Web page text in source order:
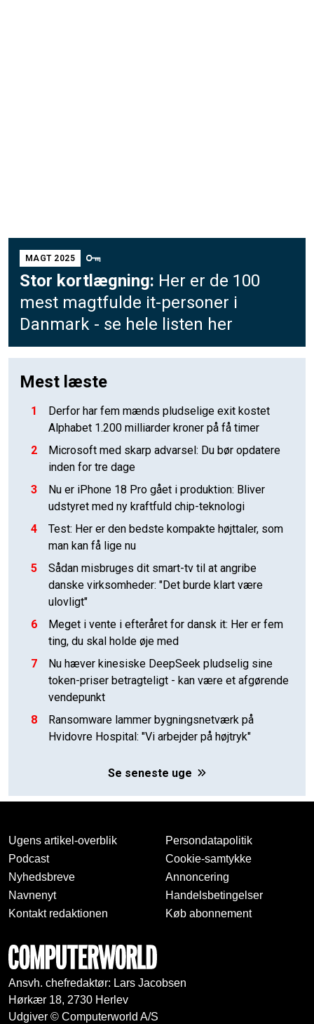
MAGT 2025
Stor kortlægning: Her er de 100
mest magtfulde it-personer i
Danmark - se hele listen her
Mest læste
1
Derfor har fem mænds pludselige exit kostet
Alphabet 1.200 milliarder kroner på få timer
2
Microsoft med skarp advarsel: Du bør opdatere
inden for tre dage
3
Nu er iPhone 18 Pro gået i produktion: Bliver
udstyret med ny kraftfuld chip-teknologi
4
Test: Her er den bedste kompakte højttaler, som
man kan få lige nu
5
Sådan misbruges dit smart-tv til at angribe
danske virksomheder: "Det burde klart være
ulovligt"
6
Meget i vente i efteråret for dansk it: Her er fem
ting, du skal holde øje med
7
Nu hæver kinesiske DeepSeek pludselig sine
token-priser betragteligt - kan være et afgørende
vendepunkt
8
Ransomware lammer bygningsnetværk på
Hvidovre Hospital: "Vi arbejder på højtryk"
Se seneste uge
Ugens artikel-overblik
Podcast
Nyhedsbreve
Navnenyt
Kontakt redaktionen
Persondatapolitik
Cookie-samtykke
Annoncering
Handelsbetingelser
Køb abonnement
Ansvh. chefredaktør: Lars Jacobsen
Hørkær 18, 2730 Herlev
Udgiver © Computerworld A/S